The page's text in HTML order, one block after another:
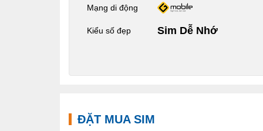
Mạng di động
Kiểu số đẹp Sim Dễ Nhớ
ĐẶT MUA SIM